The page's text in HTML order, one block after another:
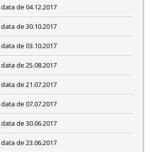
de 04.12.2017
de 30.10.2017
de 03.10.2017
de 25.08.2017
de 21.07.2017
de 07.07.2017
de 30.06.2017
de 23.06.2017